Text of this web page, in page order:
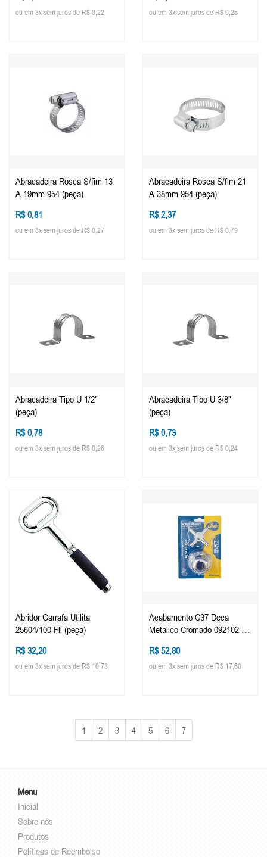
ou em 3x sem juros de R$ 0,22 ou em 3x sem juros de R$ 0,26
Abracadeira Rosca S/fim 13
A 19mm 954 (peça)
R$ 0,81
ou em 3x sem juros de R$ 0,27
Abracadeira Rosca S/fim 21
A 38mm 954 (peça)
R$ 2,37
ou em 3x sem juros de R$ 0,79
Abracadeira Tipo U 1/2"
(peça)
R$ 0,78
ou em 3x sem juros de R$ 0,26
Abracadeira Tipo U 3/8"
(peça)
R$ 0,73
ou em 3x sem juros de R$ 0,24
Abridor Garrafa Utilita
25604/100 Fll (peça)
R$ 32,20
ou em 3x sem juros de R$ 10,73
Acabamento C37 Deca
Metalico Cromado 092102-21
R$ 52,80
ou em 3x sem juros de R$ 17,60
1 2 3 4 5 6 7
Menu
Inicial
Sobre nós
Produtos
Políticas de Reembolso